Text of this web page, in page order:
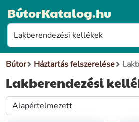
BútorKatalog.hu
Bútor Háztartás felszerelése
Lakberendezési